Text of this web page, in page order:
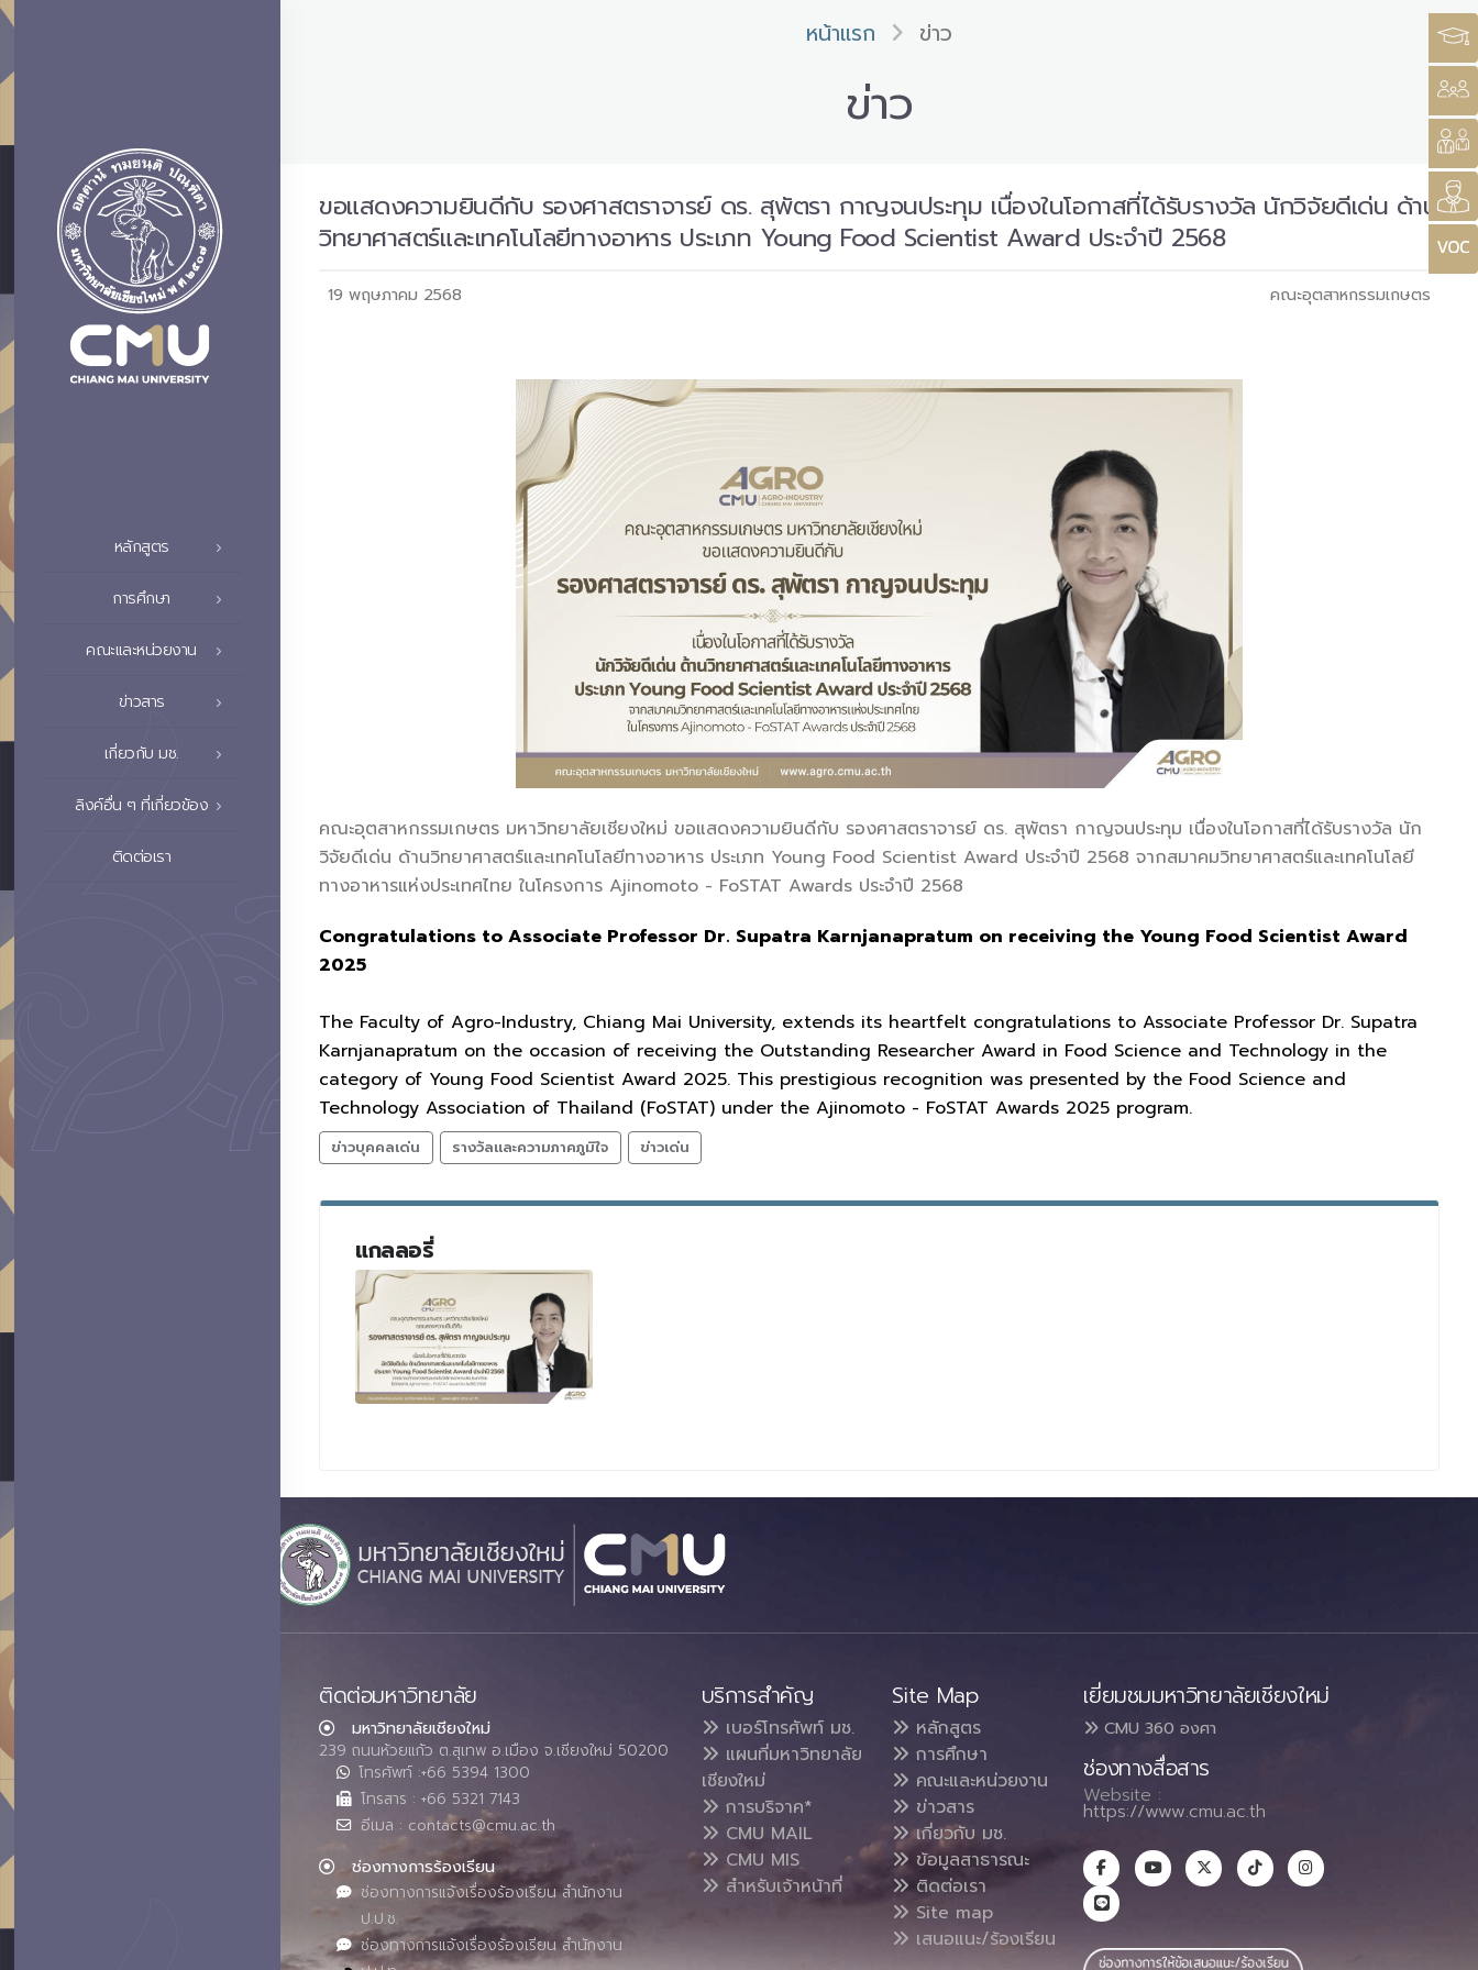
หลักสูตร
การศึกษา
คณะและหน่วยงาน
ข่าวสาร
เกี่ยวกับ มช.
ลิงค์อื่น ๆ ที่เกี่ยวข้อง
ติดต่อเรา
หน้าแรก ข่าว
ข่าว
ขอแสดงความยินดีกับ รองศาสตราจารย์ ดร. สุพัตรา กาญจนประทุม เนื่องในโอกาสที่ได้รับรางวัล นักวิจัยดีเด่น ด้าน
วิทยาศาสตร์และเทคโนโลยีทางอาหาร ประเภท Young Food Scientist Award ประจำปี 2568
19 พฤษภาคม 2568 คณะอุตสาหกรรมเกษตร
คณะอุตสาหกรรมเกษตร มหาวิทยาลัยเชียงใหม่ ขอแสดงความยินดีกับ รองศาสตราจารย์ ดร. สุพัตรา กาญจนประทุม เนื่องในโอกาสที่ได้รับรางวัล นัก
วิจัยดีเด่น ด้านวิทยาศาสตร์และเทคโนโลยีทางอาหาร ประเภท Young Food Scientist Award ประจำปี 2568 จากสมาคมวิทยาศาสตร์และเทคโนโลยี
ทางอาหารแห่งประเทศไทย ในโครงการ Ajinomoto - FoSTAT Awards ประจำปี 2568
Congratulations to Associate Professor Dr. Supatra Karnjanapratum on receiving the Young Food Scientist Award
2025
The Faculty of Agro-Industry, Chiang Mai University, extends its heartfelt congratulations to Associate Professor Dr. Supatra
Karnjanapratum on the occasion of receiving the Outstanding Researcher Award in Food Science and Technology in the
category of Young Food Scientist Award 2025. This prestigious recognition was presented by the Food Science and
Technology Association of Thailand (FoSTAT) under the Ajinomoto - FoSTAT Awards 2025 program.
ข่าวบุคคลเด่น รางวัลและความภาคภูมิใจ ข่าวเด่น
แกลลอรี่
ติดต่อมหาวิทยาลัย
มหาวิทยาลัยเชียงใหม่
239 ถนนห้วยแก้ว ต.สุเทพ อ.เมือง จ.เชียงใหม่ 50200
โทรศัพท์ :+66 5394 1300
โทรสาร : +66 5321 7143
อีเมล : contacts@cmu.ac.th
ช่องทางการร้องเรียน
ช่องทางการแจ้งเรื่องร้องเรียน สำนักงาน
ป.ป.ช.
ช่องทางการแจ้งเรื่องร้องเรียน สำนักงาน
บริการสำคัญ
เบอร์โทรศัพท์ มช.
แผนที่มหาวิทยาลัย
เชียงใหม่
การบริจาค*
CMU MAIL
CMU MIS
สำหรับเจ้าหน้าที่
Site Map
หลักสูตร
การศึกษา
คณะและหน่วยงาน
ข่าวสาร
เกี่ยวกับ มช.
ข้อมูลสาธารณะ
ติดต่อเรา
Site map
เสนอแนะ/ร้องเรียน
เยี่ยมชมมหาวิทยาลัยเชียงใหม่
CMU 360 องศา
ช่องทางสื่อสาร
Website :
https://www.cmu.ac.th